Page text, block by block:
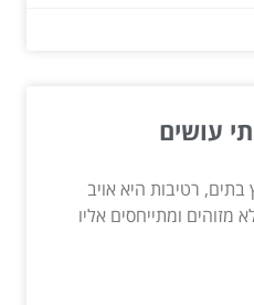
עושים
בתים, רטיבות היא אויב
ומתייחסים אליו